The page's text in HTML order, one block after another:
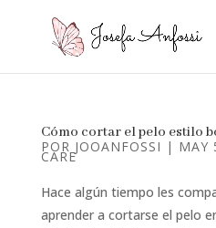
Cómo cortar el pelo estilo
POR JOOANFOSSI | MAY
CARE
Hace algún tiempo les
aprender a cortarse el pelo